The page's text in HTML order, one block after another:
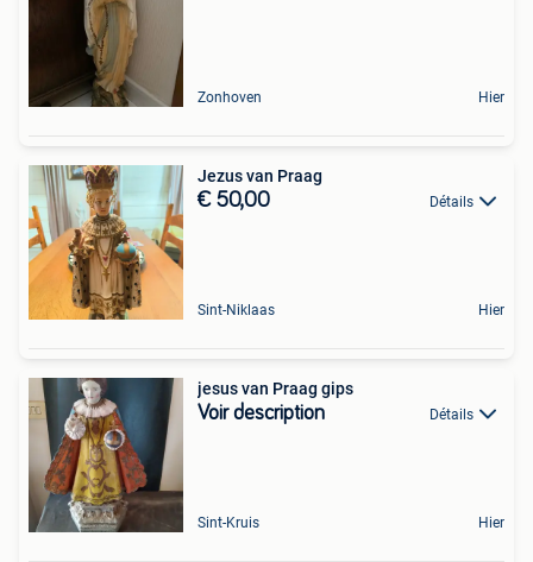
Zonhoven Hier
Jezus van Praag
€ 50,00 Détails
Sint-Niklaas Hier
jesus van Praag gips
Voir description Détails
Sint-Kruis Hier